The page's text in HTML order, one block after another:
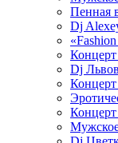
Пенная
Dj
Dj